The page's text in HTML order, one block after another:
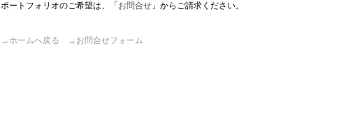
ポートフォリオのご希望は、「 お問合せ 」からご請求ください。
→ホームへ戻る →お問合せフォーム